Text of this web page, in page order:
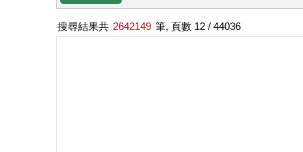
搜尋結果共 2642149 筆, 頁數 12 / 44036